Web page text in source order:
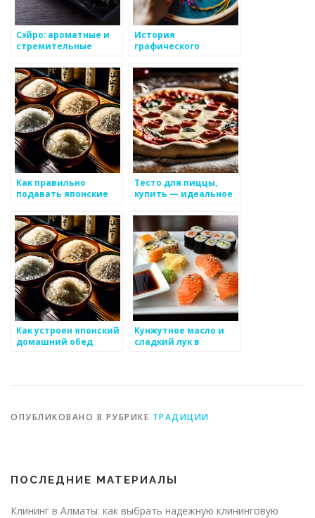
Сэйро: ароматные и
стремительные
История
графического
кухне
Как правильно
подавать японские
Тесто для пиццы,
купить — идеальное
бизнеса
Как устроен японский
домашний обед
Кунжутное масло и
сладкий лук в
ОПУБЛИКОВАНО В РУБРИКЕ ТРАДИЦИИ
ПОСЛЕДНИЕ МАТЕРИАЛЫ
Клининг в Алматы: как выбрать надежную клининговую